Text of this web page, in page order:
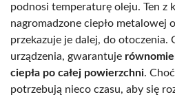
podnosi temperaturę oleju. Ten z
nagromadzone ciepło metalowej
przekazuje je dalej, do otoczenia.
urządzenia, gwarantuje
ciepła po całej powierzchni.
potrzebują nieco czasu, aby się